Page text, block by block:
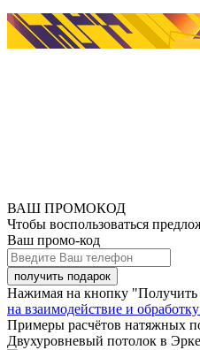
ВАШ ПРОМОКОД
Чтобы воспользоваться
Ваш промо-код
Нажимая на кнопку "Получить
на взаимодействие и
Примеры расчётов натяжных
Двухуровневый потолок в